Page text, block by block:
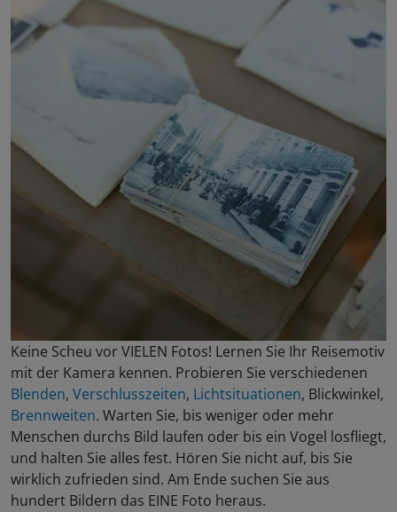
Keine Scheu vor VIELEN Fotos! Lernen Sie Ihr Reisemotiv
mit der Kamera kennen. Probieren Sie verschiedenen
Blenden, Verschlusszeiten, Lichtsituationen, Blickwinkel,
Brennweiten. Warten Sie, bis weniger oder mehr
Menschen durchs Bild laufen oder bis ein Vogel losfliegt,
und halten Sie alles fest. Hören Sie nicht auf, bis Sie
wirklich zufrieden sind. Am Ende suchen Sie aus
hundert Bildern das EINE Foto heraus.